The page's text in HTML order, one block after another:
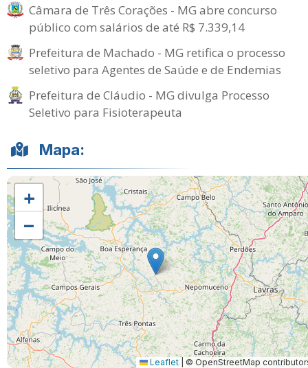
Câmara de Três Corações - MG abre concurso
público com salários de até R$ 7.339,14
Prefeitura de Machado - MG retifica o processo
seletivo para Agentes de Saúde e de Endemias
Prefeitura de Cláudio - MG divulga Processo
Seletivo para Fisioterapeuta
Mapa:
+
−
Leaflet © OpenStreetMap